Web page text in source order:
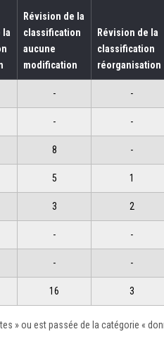
la
Révision de la
classification
aucune
modification
Révision de la
classification
réorganisation
- -
- -
8 -
5 1
3 2
- -
- -
16 3
» ou est passée de la catégorie «